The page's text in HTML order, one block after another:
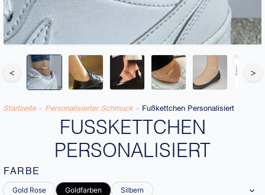
< >
Startseite » Personalisierter Schmuck » Fußkettchen Personalisiert
FUSSKETTCHEN P
ERSONALISIERT
FARBE
Gold Rose Goldfarben Silbern